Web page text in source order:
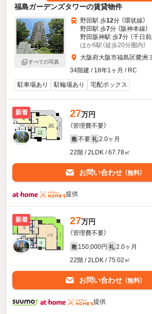
福島ガーデンズタワーの賃貸物件
すべての写真
野田駅 歩12分 （環状線）
野田駅 歩7分 （阪神本線）
野田阪神駅 歩7分 （千日前
ほか6駅（徒歩20分圏内）
大阪府大阪市福島区鷺洲
34階建 / 18年1ヶ月 / RC
駐車場あり
駐輪場あり 宅配ボックス
新着 27万円
（管理費不要）
敷 不要 礼 2.0ヶ月
22階 / 2LDK / 67.78㎡
お問い合わせ （無料）
提供
新着 27万円
（管理費不要）
敷 150,000円 礼 2.0ヶ月
22階 / 2LDK / 75.02㎡
お問い合わせ （無料）
提供